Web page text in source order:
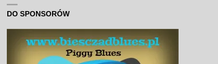
DO SPONSORÓW